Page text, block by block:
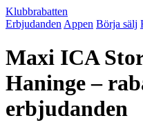
Klubbrabatten
Erbjudanden Appen Börja sälj
Maxi ICA
Haninge –
erbjudanden